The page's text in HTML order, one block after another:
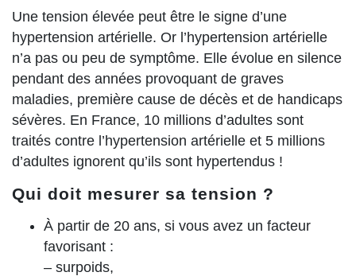
Une tension élevée peut être le signe d’une
hypertension artérielle. Or l’hypertension artérielle
n’a pas ou peu de symptôme. Elle évolue en silence
pendant des années provoquant de graves
maladies, première cause de décès et de handicaps
sévères. En France, 10 millions d’adultes sont
traités contre l’hypertension artérielle et 5 millions
d’adultes ignorent qu’ils sont hypertendus !
Qui doit mesurer sa tension ?
À partir de 20 ans, si vous avez un facteur
favorisant :
– surpoids,